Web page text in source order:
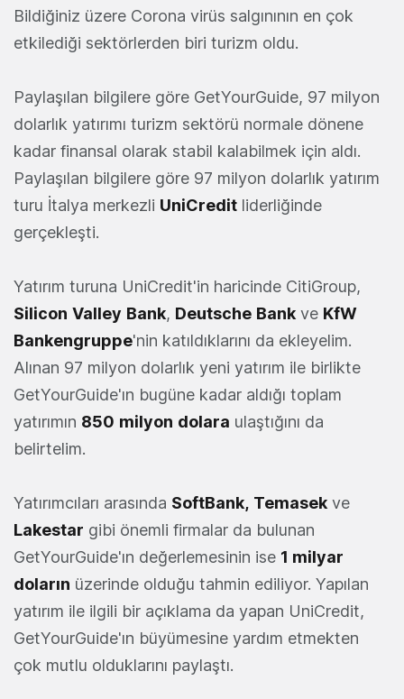
Bildiğiniz üzere Corona virüs salgınının en çok
etkilediği sektörlerden biri turizm oldu.
Paylaşılan bilgilere göre GetYourGuide, 97 milyon
dolarlık yatırımı turizm sektörü normale dönene
kadar finansal olarak stabil kalabilmek için aldı.
Paylaşılan bilgilere göre 97 milyon dolarlık yatırım
turu İtalya merkezli UniCredit liderliğinde
gerçekleşti.
Yatırım turuna UniCredit'in haricinde CitiGroup,
Silicon Valley Bank, Deutsche Bank ve KfW
Bankengruppe'nin katıldıklarını da ekleyelim.
Alınan 97 milyon dolarlık yeni yatırım ile birlikte
GetYourGuide'ın bugüne kadar aldığı toplam
yatırımın 850 milyon dolara ulaştığını da
belirtelim.
Yatırımcıları arasında SoftBank, Temasek ve
Lakestar gibi önemli firmalar da bulunan
GetYourGuide'ın değerlemesinin ise 1 milyar
doların üzerinde olduğu tahmin ediliyor. Yapılan
yatırım ile ilgili bir açıklama da yapan UniCredit,
GetYourGuide'ın büyümesine yardım etmekten
çok mutlu olduklarını paylaştı.